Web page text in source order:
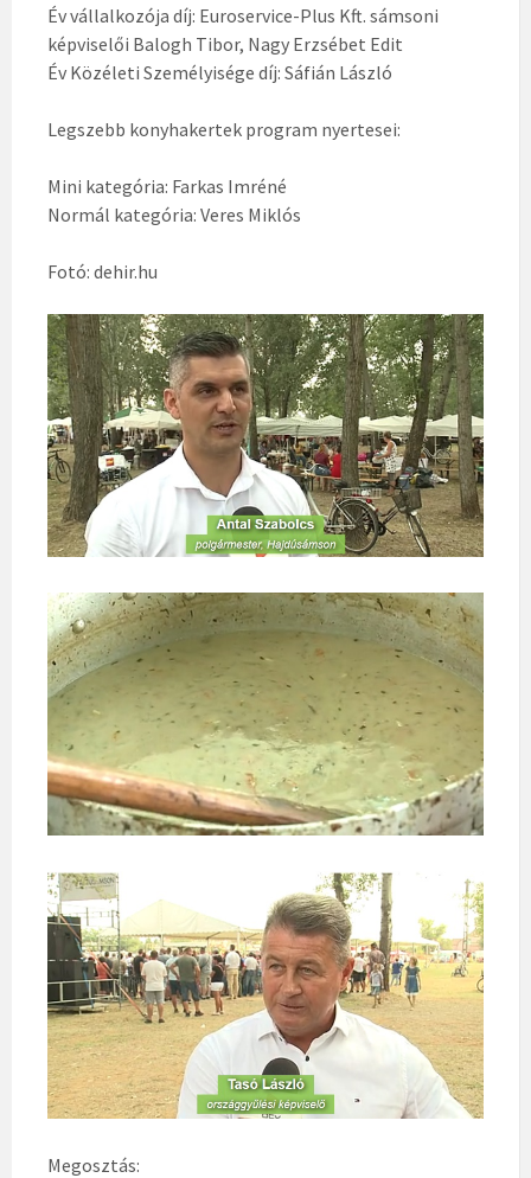
Év vállalkozója díj: Euroservice-Plus Kft. sámsoni
képviselői Balogh Tibor, Nagy Erzsébet Edit
Év Közéleti Személyisége díj: Sáfián László
Legszebb konyhakertek program nyertesei:
Mini kategória: Farkas Imréné
Normál kategória: Veres Miklós
Fotó: dehir.hu
Megosztás: